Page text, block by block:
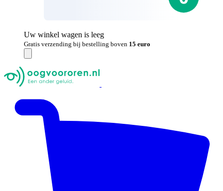
Uw winkel wagen is leeg
Gratis verzending bij bestelling boven 15 euro